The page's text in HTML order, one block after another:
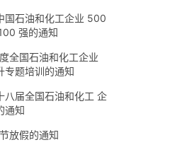
国石油和化工企业 500
强的通知
全国石油和化工企业
专题培训的通知
八届全国石油和化工 企
通知
放假的通知